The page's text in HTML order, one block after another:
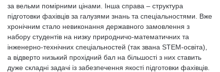
за вельми помірними цінами. Інша справа – структура
підготовки фахівців за галузями знань та спеціальностями. Вже
хронічним стало невиконання державного замовлення з
набору студентів на низку природничо-математичних та
інженерно-технічних спеціальностей (так звана STEM-освіта),
а відверто низький прохідний бал на більшості з них ставить
дуже складні задачі із забезпечення якості підготовки фахівців.